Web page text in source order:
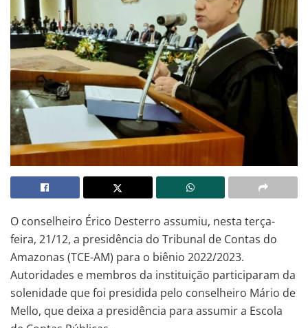
O conselheiro Érico Desterro assumiu, nesta terça-
feira, 21/12, a presidência do Tribunal de Contas do
Amazonas (TCE-AM) para o biênio 2022/2023.
Autoridades e membros da instituição participaram da
solenidade que foi presidida pelo conselheiro Mário de
Mello, que deixa a presidência para assumir a Escola